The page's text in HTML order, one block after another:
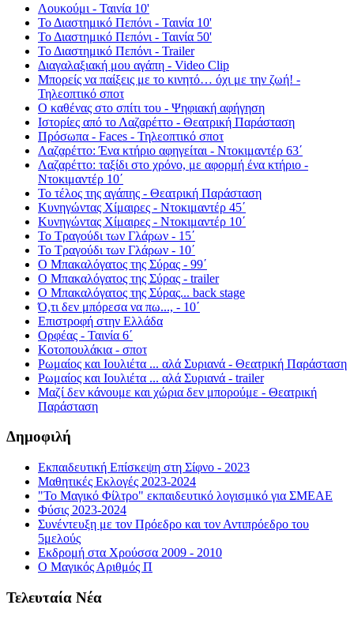
Λουκούμι - Ταινία 10'
Το Διαστημικό Πεπόνι - Ταινία 10'
Το Διαστημικό Πεπόνι - Ταινία 50'
Το Διαστημικό Πεπόνι - Trailer
Διαγαλαξιακή μου αγάπη - Video Clip
Μπορείς να παίξεις με το κινητό… όχι με την ζωή! -
Τηλεοπτικό σποτ
Ο καθένας στο σπίτι του - Ψηφιακή αφήγηση
Ιστορίες από το Λαζαρέττο - Θεατρική Παράσταση
Πρόσωπα - Faces - Τηλεοπτικό σποτ
Λαζαρέττο: Ένα κτήριο αφηγείται - Ντοκιμαντέρ 63΄
Λαζαρέττο: ταξίδι στο χρόνο, με αφορμή ένα κτήριο -
Ντοκιμαντέρ 10΄
Το τέλος της αγάπης - Θεατρική Παράσταση
Κυνηγώντας Χίμαιρες - Ντοκιμαντέρ 45΄
Κυνηγώντας Χίμαιρες - Ντοκιμαντέρ 10΄
Το Τραγούδι των Γλάρων - 15΄
Το Τραγούδι των Γλάρων - 10΄
Ο Μπακαλόγατος της Σύρας - 99΄
Ο Μπακαλόγατος της Σύρας - trailer
Ο Μπακαλόγατος της Σύρας... back stage
Ό,τι δεν μπόρεσα να πω..., - 10΄
Επιστροφή στην Ελλάδα
Ορφέας - Ταινία 6΄
Κοτοπουλάκια - σποτ
Ρωμαίος και Ιουλιέτα ... αλά Συριανά - Θεατρική Παράσταση
Ρωμαίος και Ιουλιέτα ... αλά Συριανά - trailer
Μαζί δεν κάνουμε και χώρια δεν μπορούμε - Θεατρική
Παράσταση
Δημοφιλή
Εκπαιδευτική Επίσκεψη στη Σίφνο - 2023
Μαθητικές Εκλογές 2023-2024
"Το Μαγικό Φίλτρο" εκπαιδευτικό λογισμικό για ΣΜΕΑΕ
Φύσις 2023-2024
Συνέντευξη με τον Πρόεδρο και τον Αντιπρόεδρο του
5μελούς
Εκδρομή στα Χρούσσα 2009 - 2010
Ο Μαγικός Αριθμός Π
Τελευταία Νέα